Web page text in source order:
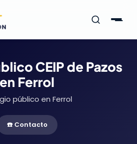
CEIP de Pazos
en Ferrol
público en Ferrol
☎️ Contacto